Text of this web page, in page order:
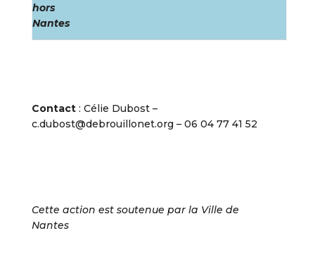
hors
Nantes
Contact: Célie Dubost –
c.dubost@debrouillonet.org – 06 04 77 41 52
Cette action est soutenue par la Ville de
Nantes